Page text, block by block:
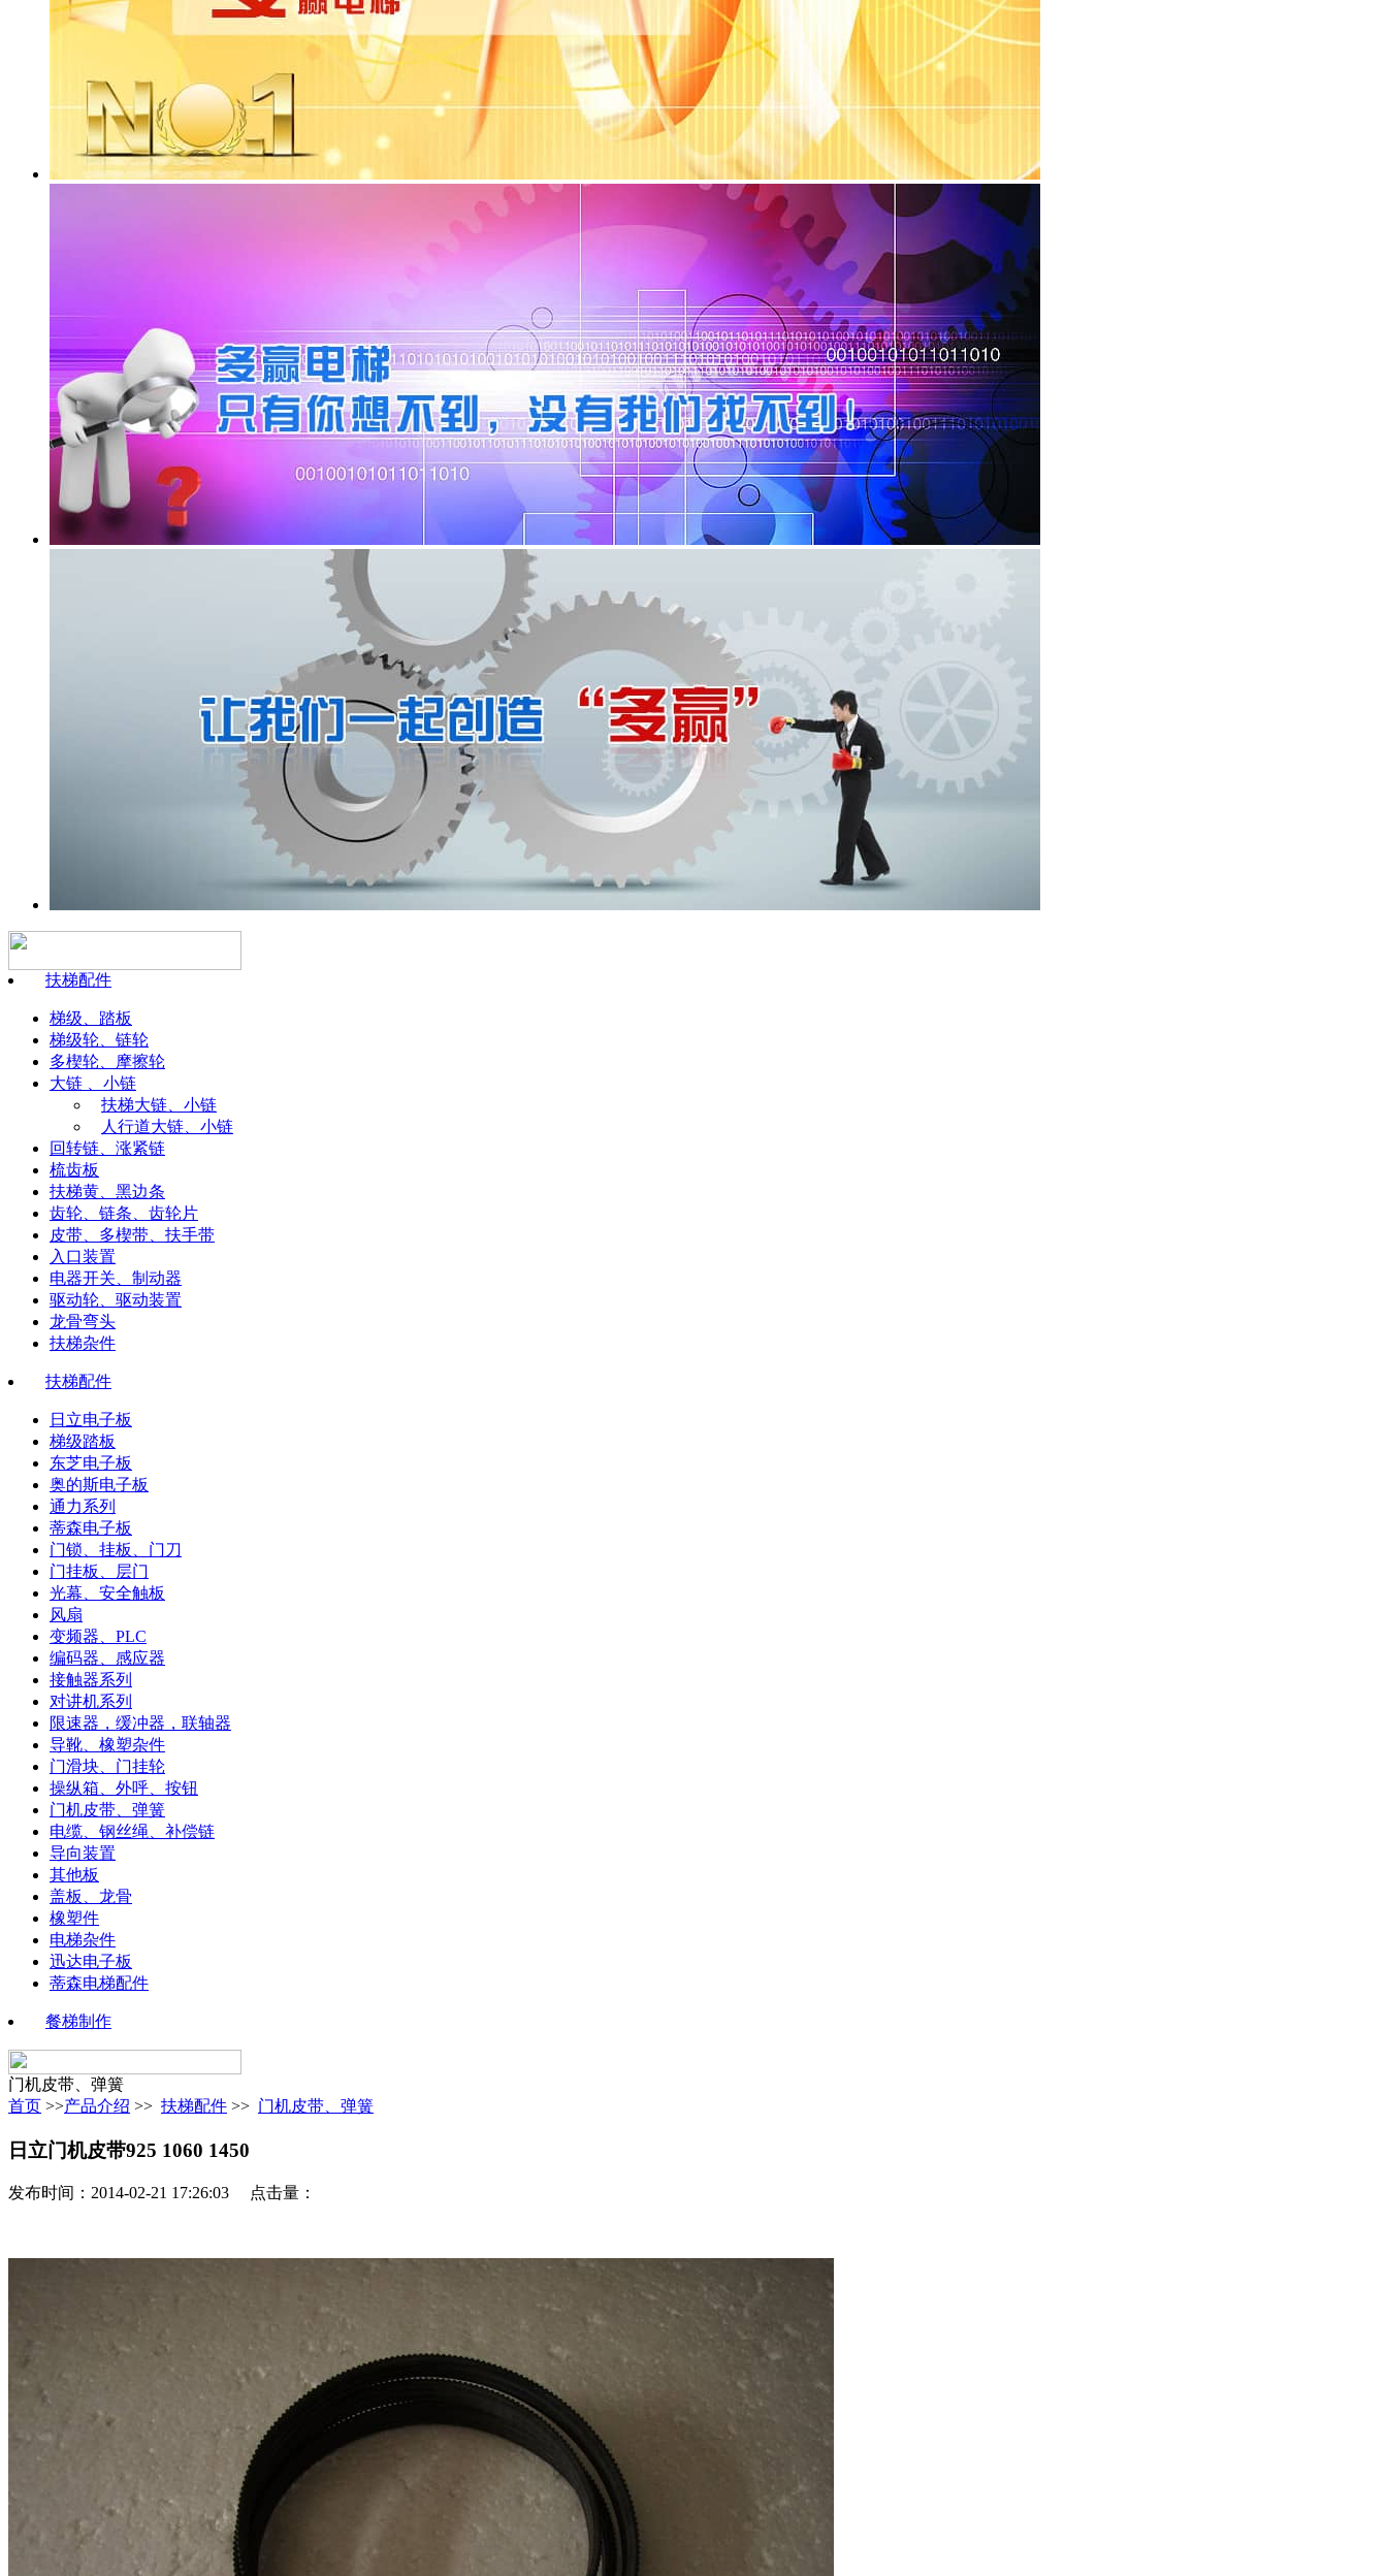
扶梯配件
梯级、踏板
梯级轮、链轮
多楔轮、摩擦轮
大链 、小链
扶梯大链、小链
人行道大链、小链
回转链、涨紧链
梳齿板
扶梯黄、黑边条
齿轮、链条、齿轮片
皮带、多楔带、扶手带
入口装置
电器开关、制动器
驱动轮、驱动装置
龙骨弯头
扶梯杂件
扶梯配件
日立电子板
梯级踏板
东芝电子板
奥的斯电子板
通力系列
蒂森电子板
门锁、挂板、门刀
门挂板、层门
光幕、安全触板
风扇
变频器、PLC
编码器、感应器
接触器系列
对讲机系列
限速器，缓冲器，联轴器
导靴、橡塑杂件
门滑块、门挂轮
操纵箱、外呼、按钮
门机皮带、弹簧
电缆、钢丝绳、补偿链
导向装置
其他板
盖板、龙骨
橡塑件
电梯杂件
迅达电子板
蒂森电梯配件
餐梯制作
门机皮带、弹簧
首页 >>产品介绍 >> 扶梯配件 >> 门机皮带、弹簧
日立门机皮带925 1060 1450
发布时间：2014-02-21 17:26:03 点击量：